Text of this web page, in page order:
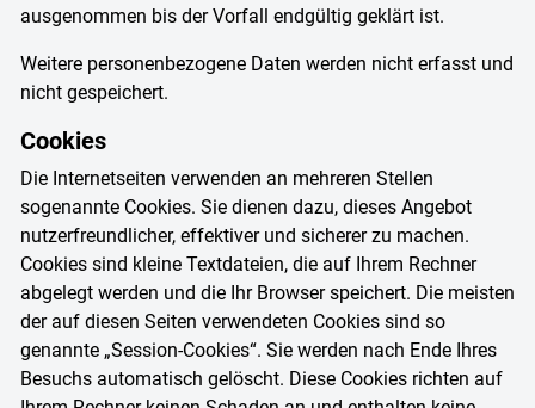
ausgenommen bis der Vorfall endgültig geklärt ist.
Weitere personenbezogene Daten werden nicht erfasst und
nicht gespeichert.
Cookies
Die Internetseiten verwenden an mehreren Stellen
sogenannte Cookies. Sie dienen dazu, dieses Angebot
nutzerfreundlicher, effektiver und sicherer zu machen.
Cookies sind kleine Textdateien, die auf Ihrem Rechner
abgelegt werden und die Ihr Browser speichert. Die meisten
der auf diesen Seiten verwendeten Cookies sind so
genannte „Session-Cookies“. Sie werden nach Ende Ihres
Besuchs automatisch gelöscht. Diese Cookies richten auf